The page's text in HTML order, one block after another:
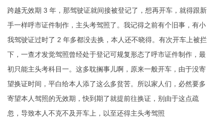
跨越无效期 3 年，那驾驶证就间接被登记了，想再开车，就得跟新
手一样呼市证件制作，主头考驾照了。我记得之前有个旧事，有小
我驾驶证过时了 2 年多都没去换，本人还不晓得。有次开车上被拦
下，一查才发觉驾照曾经处于登记可规复形态了呼市证件制作，最
初只能主头考科目一。这多耽搁事儿啊，原来一般开车，由于没寄
望换证时间，平白给本人添了这么多贫苦。所以家人们，必然要多
寄望本人驾照的无效期，快到期了就提前往换证，别由于这点疏
忽，导致本人不克不及开车上，以至还得主头考驾照